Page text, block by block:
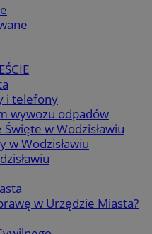
i telefony
wywozu odpadów
w Wodzisławiu
w Wodzisławiu
w Urzędzie Miasta?